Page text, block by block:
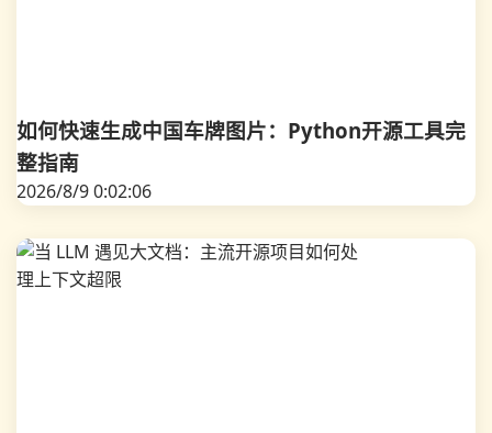
如何快速生成中国车牌图片：Python开源工具完
整指南
2026/8/9 0:02:06